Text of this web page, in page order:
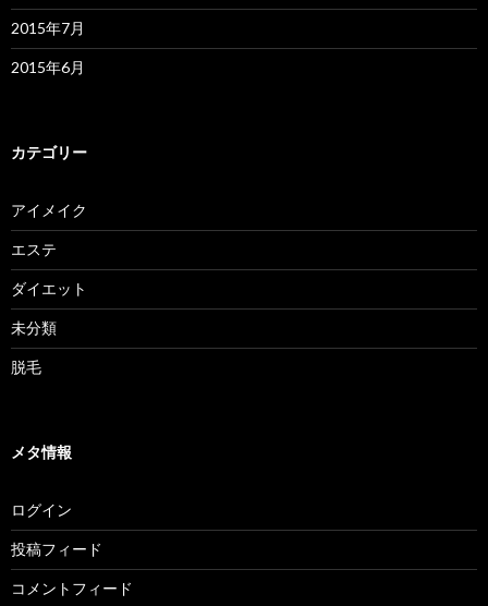
2015年7月
2015年6月
カテゴリー
アイメイク
エステ
ダイエット
未分類
脱毛
メタ情報
ログイン
投稿フィード
コメントフィード